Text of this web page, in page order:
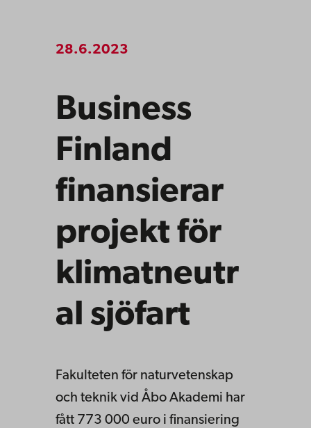
28.6.2023
Business
Finland
finansierar
projekt för
klimatneutr
al sjöfart
Fakulteten för naturvetenskap
och teknik vid Åbo Akademi har
fått 773 000 euro i finansiering